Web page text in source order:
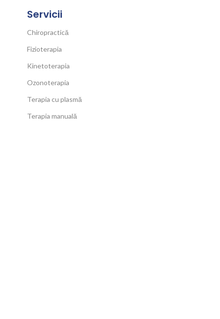
Servicii
Chiropractică
Fizioterapia
Kinetoterapia
Ozonoterapia
Terapia cu plasmă
Terapia manuală